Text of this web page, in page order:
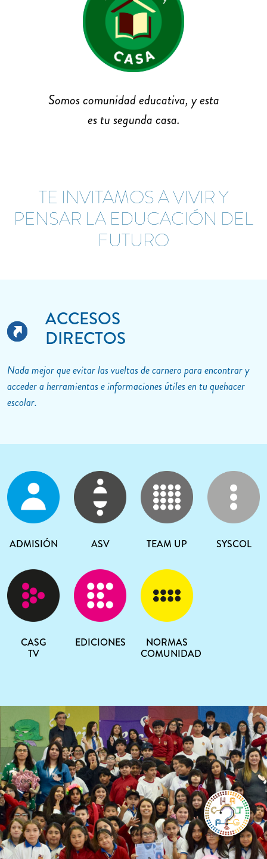
Somos comunidad educativa, y esta
es tu segunda casa.
TE INVITAMOS A VIVIR Y
PENSAR LA EDUCACIÓN DEL
FUTURO
ACCESOS
DIRECTOS
Nada mejor que evitar las vueltas de carnero para encontrar y
acceder a herramientas e informaciones útiles en tu quehacer
escolar.
ADMISIÓN ASV TEAM UP SYSCOL
CASG
TV
EDICIONES
NORMAS
COMUNIDAD